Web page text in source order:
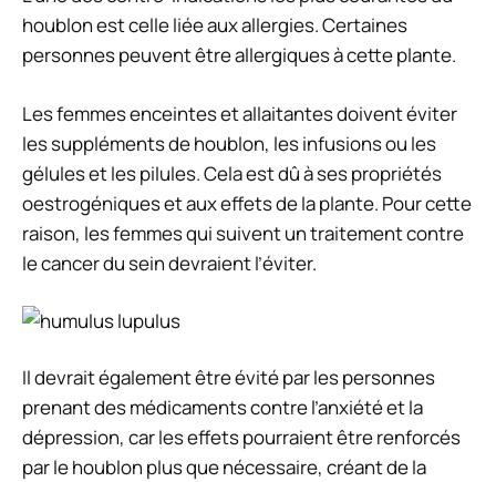
houblon est celle liée aux allergies. Certaines
personnes peuvent être allergiques à cette plante.
Les femmes enceintes et allaitantes doivent éviter
les suppléments de houblon, les infusions ou les
gélules et les pilules. Cela est dû à ses propriétés
oestrogéniques et aux effets de la plante. Pour cette
raison, les femmes qui suivent un traitement contre
le cancer du sein devraient l’éviter.
Il devrait également être évité par les personnes
prenant des médicaments contre l’anxiété et la
dépression, car les effets pourraient être renforcés
par le houblon plus que nécessaire, créant de la